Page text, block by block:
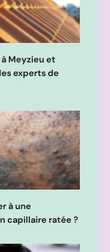
Meyzieu et
experts de
à une
capillaire ratée ?